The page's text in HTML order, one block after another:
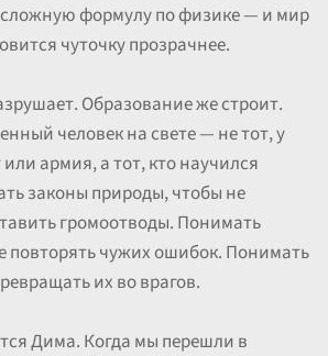
формулу по физике — и мир
чуточку прозрачнее.
Образование же строит.
человек на свете — не тот, у
армия, а тот, кто научился
законы природы, чтобы не
громоотводы. Понимать
повторять чужих ошибок. Понимать
их во врагов.
Дима. Когда мы перешли в